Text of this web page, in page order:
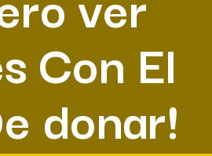
Con El
donar!